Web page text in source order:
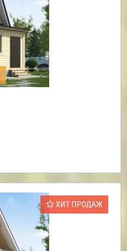
ХИТ ПРОДАЖ